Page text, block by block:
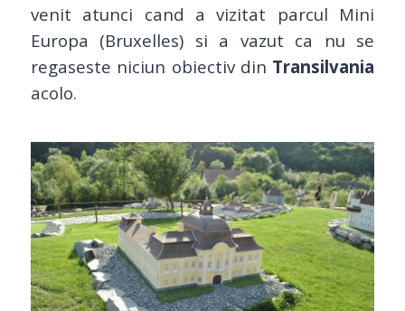
venit atunci cand a vizitat parcul Mini
Europa (Bruxelles) si a vazut ca nu se
regaseste niciun obiectiv din Transilvania
acolo.